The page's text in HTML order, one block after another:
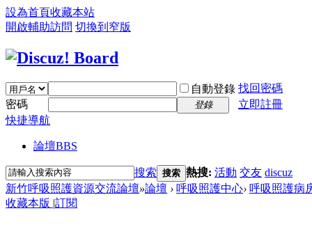
設為首頁收藏本站
開啟輔助訪問 切換到窄版
自動登錄 找回密碼
密碼
登錄
立即註冊
快捷導航
論壇BBS
搜索 搜索 熱搜: 活動 交友 discuz
新竹呼吸照護資源交流論壇»論壇 › 呼吸照護中心› 呼吸照護病
收藏本版 |訂閱